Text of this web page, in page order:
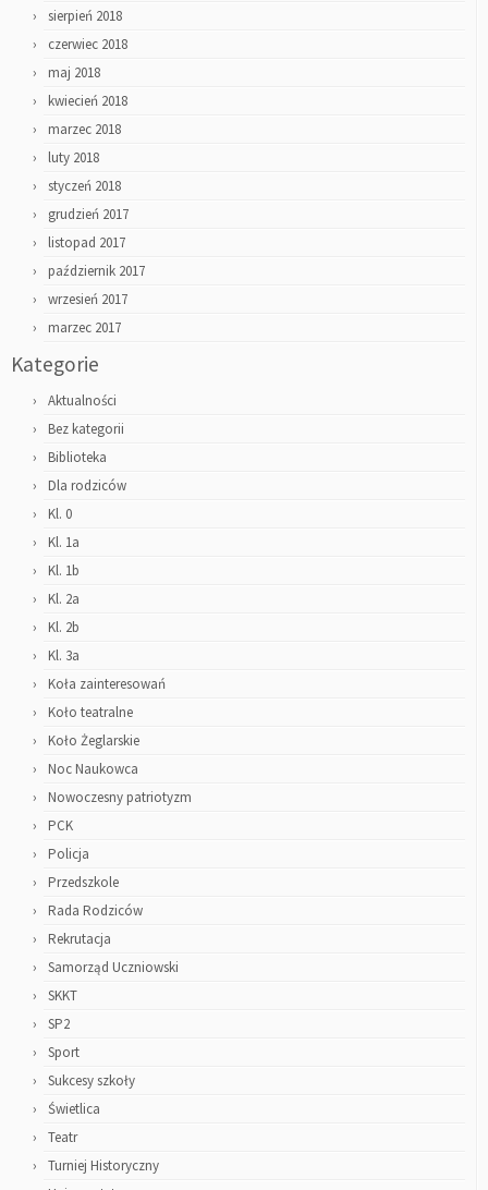
sierpień 2018
czerwiec 2018
maj 2018
kwiecień 2018
marzec 2018
luty 2018
styczeń 2018
grudzień 2017
listopad 2017
październik 2017
wrzesień 2017
marzec 2017
Kategorie
Aktualności
Bez kategorii
Biblioteka
Dla rodziców
Kl. 0
Kl. 1a
Kl. 1b
Kl. 2a
Kl. 2b
Kl. 3a
Koła zainteresowań
Koło teatralne
Koło Żeglarskie
Noc Naukowca
Nowoczesny patriotyzm
PCK
Policja
Przedszkole
Rada Rodziców
Rekrutacja
Samorząd Uczniowski
SKKT
SP2
Sport
Sukcesy szkoły
Świetlica
Teatr
Turniej Historyczny